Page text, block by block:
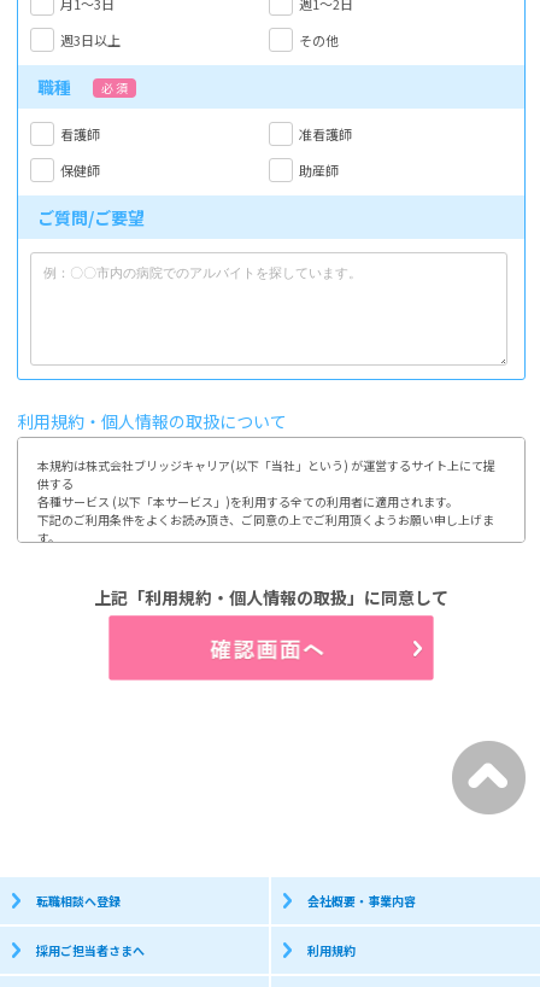
週3日以上
その他
職種 必 須
看護師
准看護師
保健師
助産師
ご質問/ご要望
利用規約・個人情報の取扱について
本規約は株式会社ブリッジキャリア(以下「当社」という) が運営するサイト上にて提
供する
各種サービス (以下「本サービス」)を利用する全ての利用者に適用されます。
下記のご利用条件をよくお読み頂き、ご同意の上でご利用頂くようお願い申し上げま
す。
1.第1条 利用及び登録
利用登録やお申込みは、当社が定める方法によって行って頂きます。
又、登録情報に変更が発生した場合、速やかに登録内容を修正するものとします。
(1)開示などのご請求のお申し出先
2.第2条 個人情報の取り扱い
利用者は、当社のサービス利用にあたって以下の行為を行わないものとします。
(7)有害なコンピュータプログラム等を送信又は他者に提供する行為
(8)他者に対して、無断で広告、宣伝、勧誘などを行う行為
株式会社ブリッジキャリアは、利用者皆様の個人情報取り扱いについて、以下の通り
お知らせします。
上記「利用規約・個人情報の取扱」に同意して
転職相談へ登録 会社概要・事業内容
採用ご担当者さまへ 利用規約